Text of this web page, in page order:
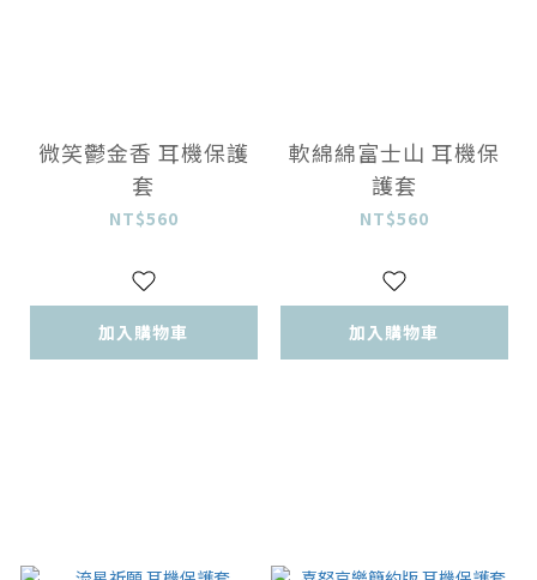
微笑鬱金香 耳機保護
套
NT$560
加入購物車
軟綿綿富士山 耳機保
護套
NT$560
加入購物車